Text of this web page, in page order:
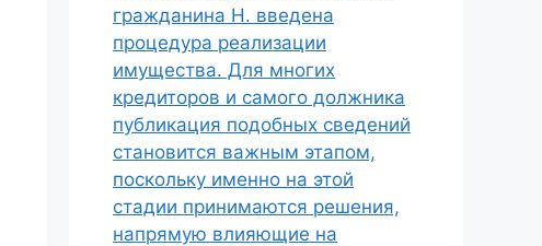
гражданина Н. введена
процедура реализации
имущества. Для многих
кредиторов и самого должника
публикация подобных сведений
становится важным этапом,
поскольку именно на этой
стадии принимаются решения,
напрямую влияющие на